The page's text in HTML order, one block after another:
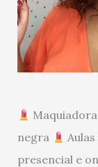
negra
presencial e